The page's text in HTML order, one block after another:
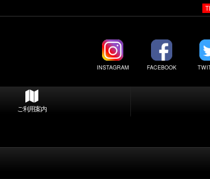
INSTAGRAM FACEBOOK
ご利用案内